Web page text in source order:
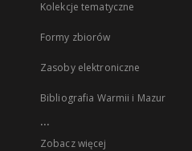
Kolekcje tematyczne
Formy zbiorów
Zasoby elektroniczne
Bibliografia Warmii i Mazur
...
Zobacz więcej